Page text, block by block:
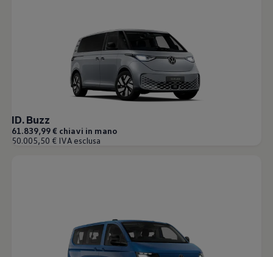
ID. Buzz
61.839,99 € chiavi in mano
50.005,50 € IVA esclusa